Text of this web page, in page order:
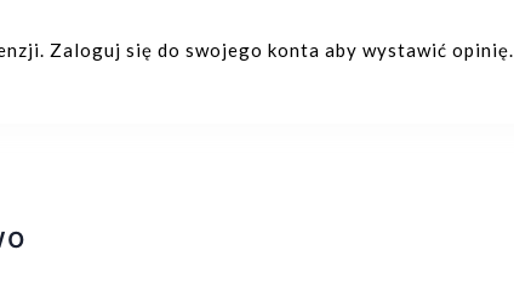
Zaloguj się do swojego konta aby wystawić opinię.